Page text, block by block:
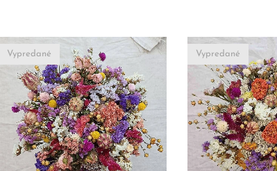
Vypredané Vypredané